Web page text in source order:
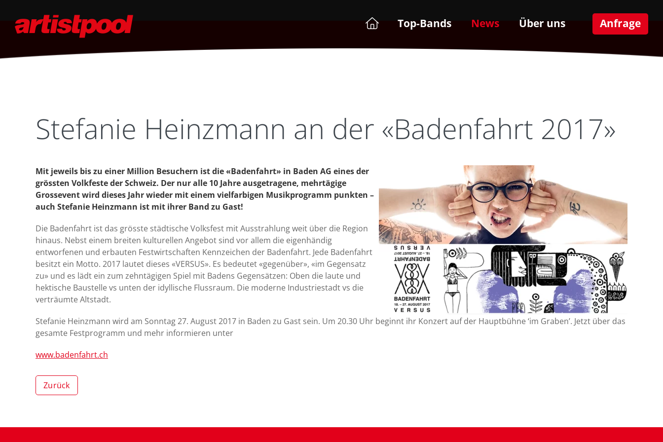
Top-Bands News Über uns Anfrage
Stefanie Heinzmann an der «Badenfahrt 2017»
Mit jeweils bis zu einer Million Besuchern ist die «Badenfahrt» in Baden AG eines der
grössten Volkfeste der Schweiz. Der nur alle 10 Jahre ausgetragene, mehrtägige
Grossevent wird dieses Jahr wieder mit einem vielfarbigen Musikprogramm punkten –
auch Stefanie Heinzmann ist mit ihrer Band zu Gast!
Die Badenfahrt ist das grösste städtische Volksfest mit Ausstrahlung weit über die Region
hinaus. Nebst einem breiten kulturellen Angebot sind vor allem die eigenhändig
entworfenen und erbauten Festwirtschaften Kennzeichen der Badenfahrt. Jede Badenfahrt
besitzt ein Motto. 2017 lautet dieses «VERSUS». Es bedeutet «gegenüber», «im Gegensatz
zu» und es lädt ein zum zehntägigen Spiel mit Badens Gegensätzen: Oben die laute und
hektische Baustelle vs unten der idyllische Flussraum. Die moderne Industriestadt vs die
verträumte Altstadt.
Stefanie Heinzmann wird am Sonntag 27. August 2017 in Baden zu Gast sein. Um 20.30 Uhr beginnt ihr Konzert auf der Hauptbühne ‘im Graben’. Jetzt über das
gesamte Festprogramm und mehr informieren unter
www.badenfahrt.ch
Zurück